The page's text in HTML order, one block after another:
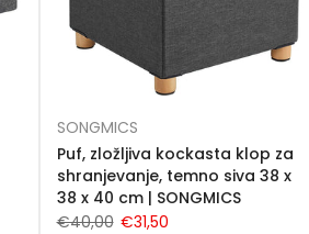
SONGMICS
Puf, zložljiva kockasta klop za
shranjevanje, temno siva 38 x
38 x 40 cm | SONGMICS
€40,00 €31,50